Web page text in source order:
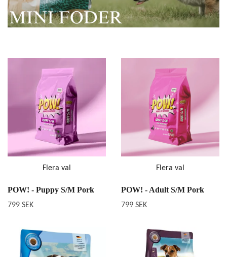
Flera val
POW! - Puppy S/M Pork
799 SEK
Flera val
POW! - Adult S/M Pork
799 SEK